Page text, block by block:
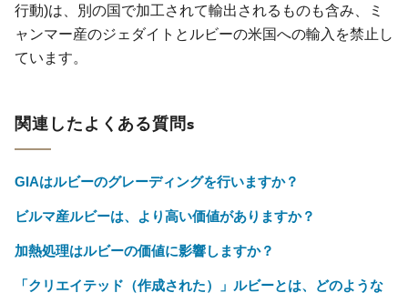
行動)は、別の国で加工されて輸出されるものも含み、ミ
ャンマー産のジェダイトとルビーの米国への輸入を禁止し
ています。
関連したよくある質問s
GIAはルビーのグレーディングを行いますか？
ビルマ産ルビーは、より高い価値がありますか？
加熱処理はルビーの価値に影響しますか？
「クリエイテッド（作成された）」ルビーとは、どのような